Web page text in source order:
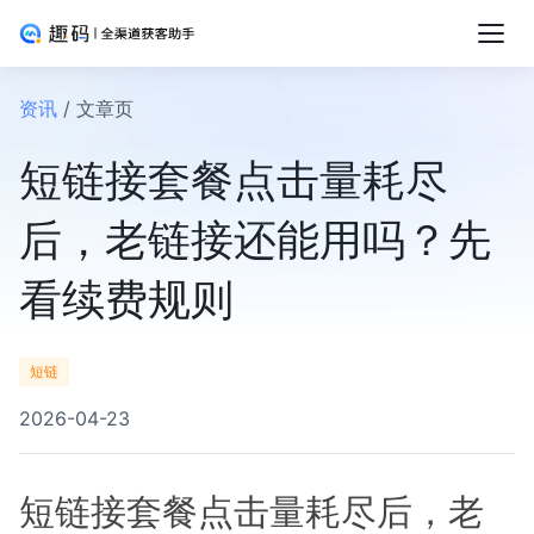
资讯 / 文章页
短链接套餐点击量耗尽
后，老链接还能用吗？先
看续费规则
短链
2026-04-23
短链接套餐点击量耗尽后，老